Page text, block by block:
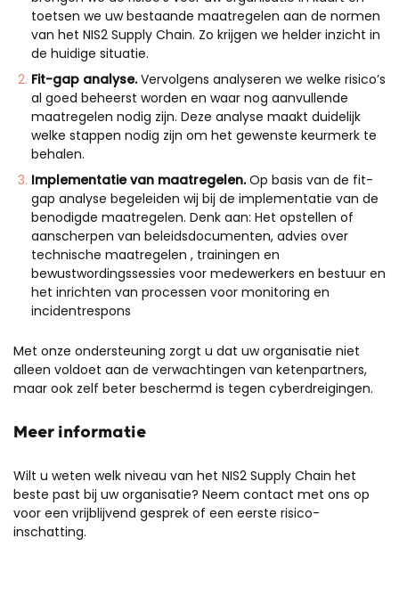
toetsen we uw bestaande maatregelen aan de normen
van het NIS2 Supply Chain. Zo krijgen we helder inzicht in
de huidige situatie.
Fit-gap analyse.Vervolgens analyseren we welke risico’s
al goed beheerst worden en waar nog aanvullende
maatregelen nodig zijn. Deze analyse maakt duidelijk
welke stappen nodig zijn om het gewenste keurmerk te
behalen.
Implementatie van maatregelen.Op basis van de fit-
gap analyse begeleiden wij bij de implementatie van de
benodigde maatregelen. Denk aan: Het opstellen of
aanscherpen van beleidsdocumenten, advies over
technische maatregelen , trainingen en
bewustwordingssessies voor medewerkers en bestuur en
het inrichten van processen voor monitoring en
incidentrespons
Met onze ondersteuning zorgt u dat uw organisatie niet
alleen voldoet aan de verwachtingen van ketenpartners,
maar ook zelf beter beschermd is tegen cyberdreigingen.
Meer informatie
Wilt u weten welk niveau van het NIS2 Supply Chain het
beste past bij uw organisatie? Neem contact met ons op
voor een vrijblijvend gesprek of een eerste risico-
inschatting.